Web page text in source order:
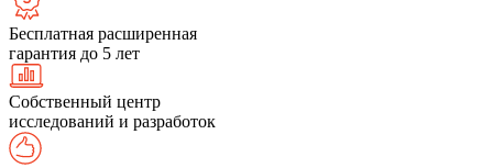
Бесплатная расширенная
гарантия до 5 лет
Собственный центр
исследований и разработок